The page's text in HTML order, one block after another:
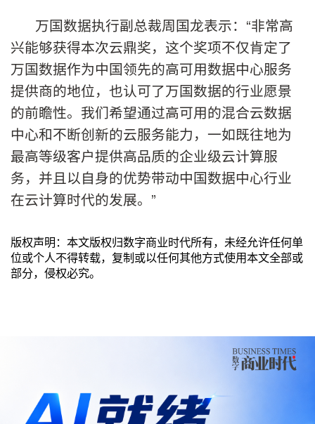
万国数据执行副总裁周国龙表示：“非常高
兴能够获得本次云鼎奖，这个奖项不仅肯定了
万国数据作为中国领先的高可用数据中心服务
提供商的地位，也认可了万国数据的行业愿景
的前瞻性。我们希望通过高可用的混合云数据
中心和不断创新的云服务能力，一如既往地为
最高等级客户提供高品质的企业级云计算服
务，并且以自身的优势带动中国数据中心行业
在云计算时代的发展。”
版权声明：本文版权归数字商业时代所有，未经允许任何单
位或个人不得转载，复制或以任何其他方式使用本文全部或
部分，侵权必究。